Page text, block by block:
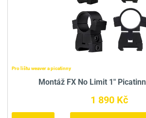
Pro lištu weaver a picatinny
Montáž FX No Limit 1"
1 890 Kč